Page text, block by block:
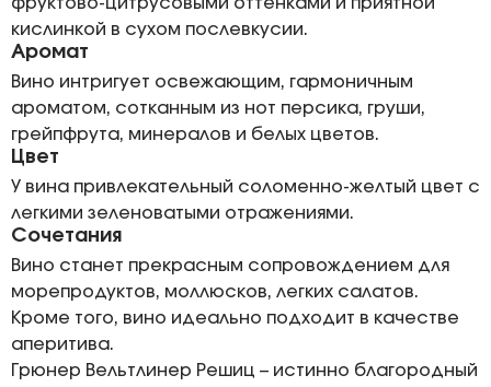
кислинкой в сухом послевкусии.
Аромат
Вино интригует освежающим, гармоничным
ароматом, сотканным из нот персика, груши,
грейпфрута, минералов и белых цветов.
Цвет
У вина привлекательный соломенно-желтый цвет с
легкими зеленоватыми отражениями.
Сочетания
Вино станет прекрасным сопровождением для
морепродуктов, моллюсков, легких салатов.
Кроме того, вино идеально подходит в качестве
аперитива.
Грюнер Вельтлинер Решиц – истинно благородный